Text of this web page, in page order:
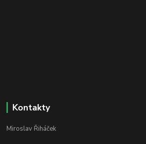
Kontakty
Miroslav Řiháček